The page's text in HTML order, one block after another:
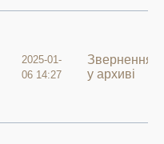
2025-01-
06 14:27
Звернення
у архиві